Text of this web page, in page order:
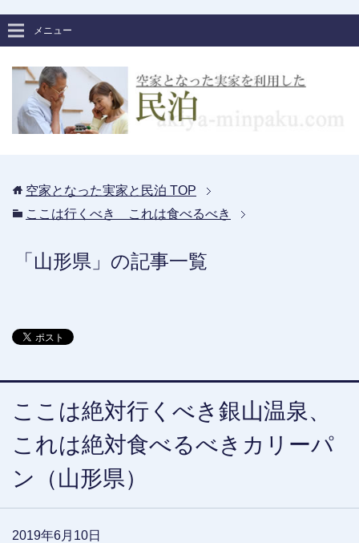
メニュー
空家となった実家と民泊 TOP
ここは行くべき これは食べるべき
「山形県」の記事一覧
ここは絶対行くべき銀山温泉、
これは絶対食べるべきカリーパ
ン（山形県）
2019年6月10日